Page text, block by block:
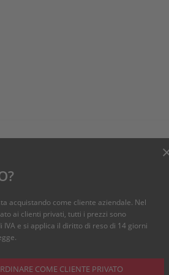
acquistando come cliente aziendale. Nel
ai clienti privati, tutti i prezzi sono
IVA e si applica il diritto di reso di 14 giorni
COME CLIENTE PRIVATO